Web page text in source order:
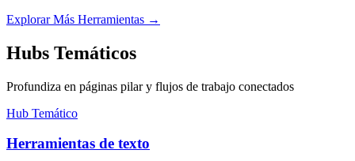
Explorar Más Herramientas →
Hubs Temáticos
Profundiza en páginas pilar y flujos de trabajo conectados
Hub Temático
Herramientas de texto